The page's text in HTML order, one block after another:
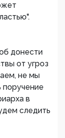
донести
от угроз
не мы
поручение
в
следить